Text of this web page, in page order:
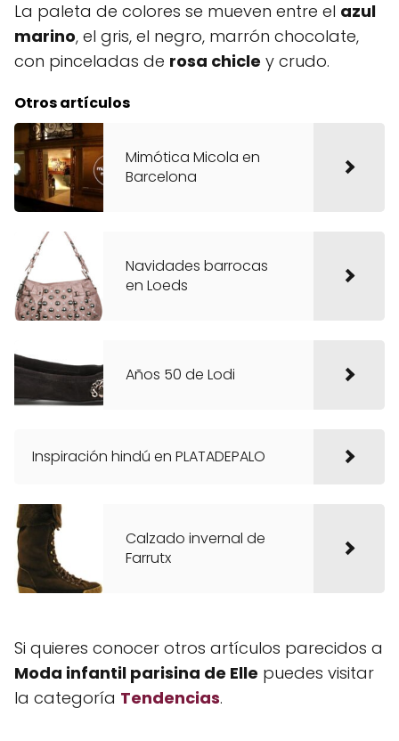
La paleta de colores se mueven entre el azul
marino, el gris, el negro, marrón chocolate,
con pinceladas de rosa chicle y crudo.
Otros artículos
Mimótica Micola en
Barcelona
Navidades barrocas
en Loeds
Años 50 de Lodi
Inspiración hindú en PLATADEPALO
Calzado invernal de
Farrutx
Si quieres conocer otros artículos parecidos a
Moda infantil parisina de Elle puedes visitar
la categoría Tendencias.